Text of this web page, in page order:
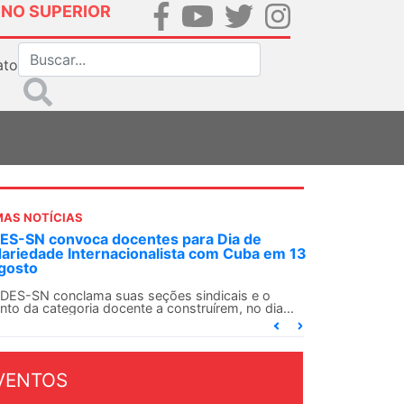
SUPERIOR
NOTÍCIAS
SN convoca docentes para Dia de
Internacionalista com Cuba em 13
SN conclama suas seções sindicais e o
da categoria docente a construírem, no dia...